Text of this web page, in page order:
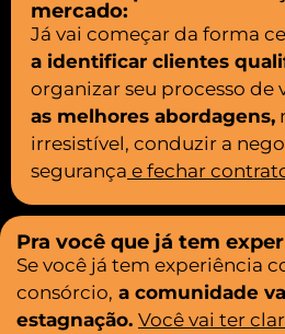
mercado:
Já vai começar da forma
a identificar clientes
organizar seu processo de
as melhores abordagens,
irresistível, conduzir a
segurança e fechar
Pra você que já tem
Se você já tem experiência
consórcio, a comunidade
estagnação. Você vai ter